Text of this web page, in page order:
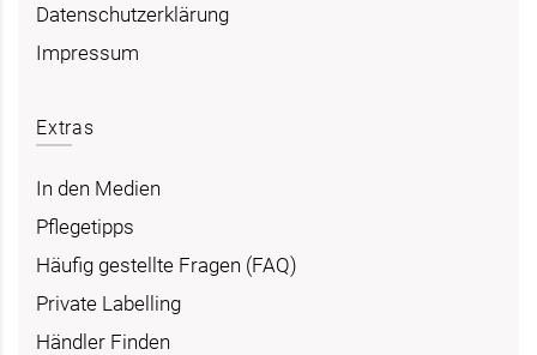
Datenschutzerklärung
Impressum
Extras
In den Medien
Pflegetipps
Häufig gestellte Fragen (FAQ)
Private Labelling
Händler Finden